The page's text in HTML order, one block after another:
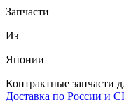
Запчасти
Из
Японии
Контрактные запчасти
Доставка по России и